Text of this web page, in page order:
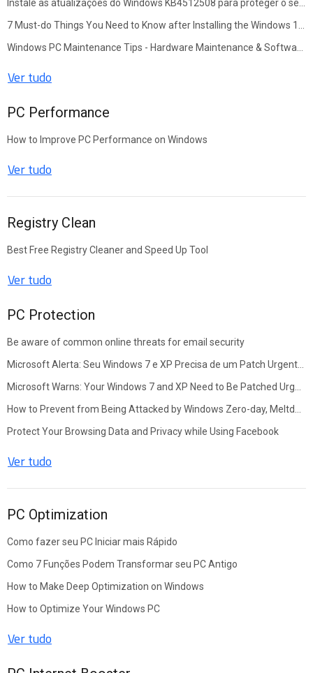
Ver tudo
PC Performance
How to Improve PC Performance on Windows
Ver tudo
Registry Clean
Best Free Registry Cleaner and Speed Up Tool
Ver tudo
PC Protection
Be aware of common online threats for email security
Protect Your Browsing Data and Privacy while Using Facebook
Ver tudo
PC Optimization
Como fazer seu PC Iniciar mais Rápido
Como 7 Funções Podem Transformar seu PC Antigo
How to Make Deep Optimization on Windows
How to Optimize Your Windows PC
Ver tudo